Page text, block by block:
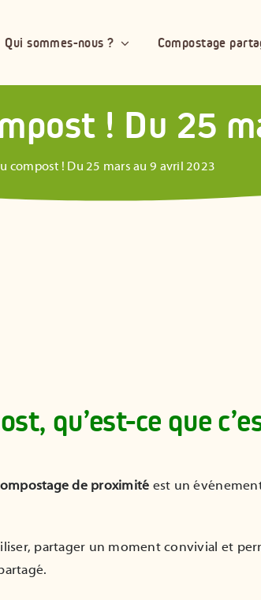
Qui sommes-nous ? Compostage
! Du 25
compost ! Du 25 mars au 9 avril 2023
qu’est-ce que
de proximité est un
partager un moment convivial et